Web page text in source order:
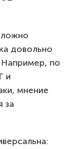
довольно
по
и
мнение
за